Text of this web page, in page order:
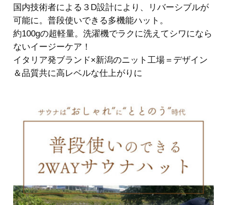
国内技術者による３D設計により、リバーシブルが
可能に。普段使いできる多機能ハット。
約100gの超軽量。洗濯機でラクに洗えてシワになら
ないイージーケア！
イタリア発ブランド×新潟のニット工場＝デザイン
＆品質共に高レベルな仕上がりに